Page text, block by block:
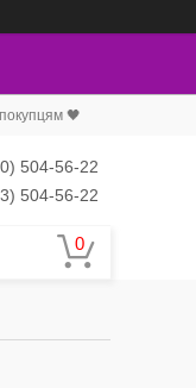
🖤
504-56-22
504-56-22